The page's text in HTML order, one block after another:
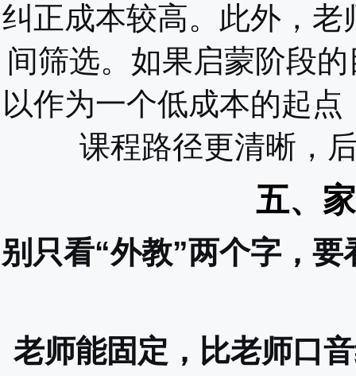
纠正成本较高。此外，
间筛选。如果启蒙阶段
以作为一个低成本的起
课程路径更清晰，
五、
别只看“外教”两个字，
老师能固定，比老师口